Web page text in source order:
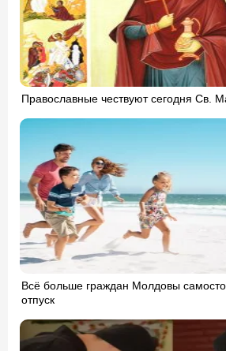
Православные чествуют сегодня Св.
Всё больше граждан Молдовы
отпуск